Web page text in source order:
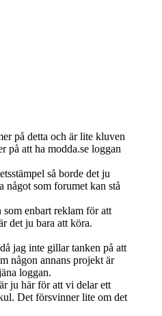
på detta och är lite kluven
på att ha modda.se loggan
så borde det ju
något som forumet kan stå
som enbart reklam för att
det ju bara att köra.
jag inte gillar tanken på att
någon annans projekt är
loggan.
ju här för att vi delar ett
Det försvinner lite om det